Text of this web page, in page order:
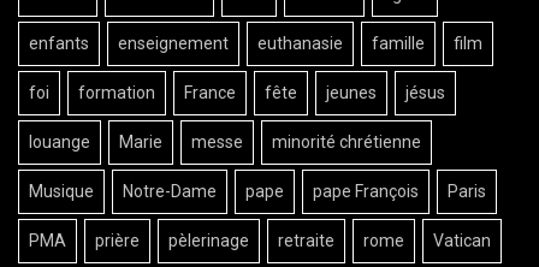
enfants enseignement euthanasie famille film
foi formation France fête jeunes jésus
louange Marie messe minorité chrétienne
Musique Notre-Dame pape pape François Paris
PMA prière pèlerinage retraite rome Vatican